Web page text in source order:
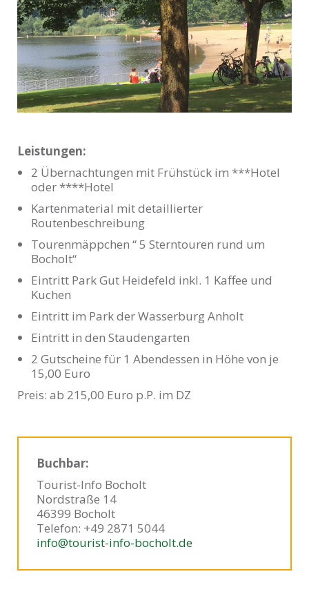
Leistungen:
2 Übernachtungen mit Frühstück im ***Hotel
oder ****Hotel
Kartenmaterial mit detaillierter
Routenbeschreibung
Tourenmäppchen “ 5 Sterntouren rund um
Bocholt“
Eintritt Park Gut Heidefeld inkl. 1 Kaffee und
Kuchen
Eintritt im Park der Wasserburg Anholt
Eintritt in den Staudengarten
2 Gutscheine für 1 Abendessen in Höhe von je
15,00 Euro
Preis: ab 215,00 Euro p.P. im DZ
Buchbar:
Tourist-Info Bocholt
Nordstraße 14
46399 Bocholt
Telefon: +49 2871 5044
info@tourist-info-bocholt.de